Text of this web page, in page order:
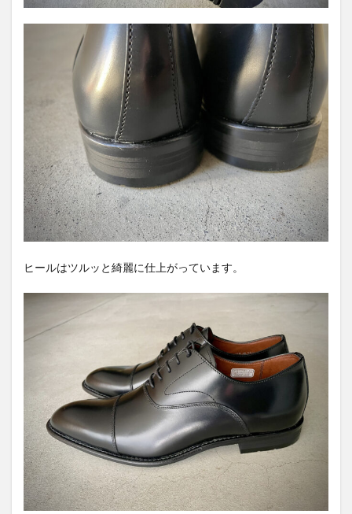
ヒールはツルッと綺麗に仕上がっています。